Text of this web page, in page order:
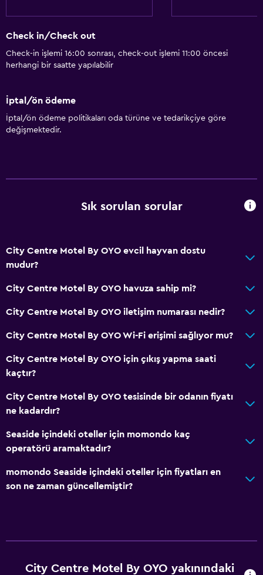
Check in/Check out
Check-in işlemi 16:00 sonrası, check-out işlemi 11:00 öncesi
herhangi bir saatte yapılabilir
İptal/ön ödeme
İptal/ön ödeme politikaları oda türüne ve tedarikçiye göre
değişmektedir.
Sık sorulan sorular
City Centre Motel By OYO evcil hayvan dostu
mudur?
City Centre Motel By OYO havuza sahip mi?
City Centre Motel By OYO iletişim numarası nedir?
City Centre Motel By OYO Wi-Fi erişimi sağlıyor mu?
City Centre Motel By OYO için çıkış yapma saati
kaçtır?
City Centre Motel By OYO tesisinde bir odanın fiyatı
ne kadardır?
Seaside içindeki oteller için momondo kaç
operatörü aramaktadır?
momondo Seaside içindeki oteller için fiyatları en
son ne zaman güncellemiştir?
City Centre Motel By OYO yakınındaki